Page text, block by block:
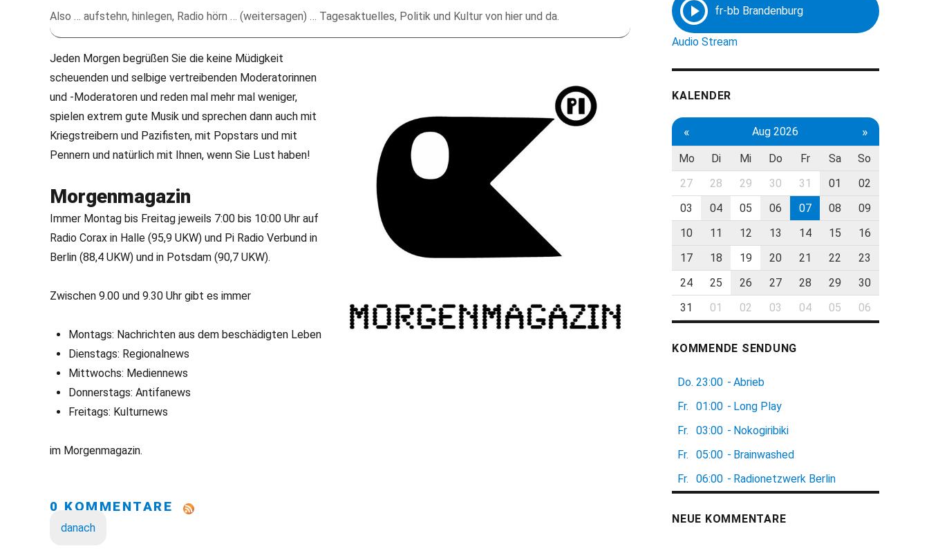
Also … aufstehn, hinlegen, Radio hörn … (weitersagen) … Tagesaktuelles, Politik und Kultur von hier und da.
Jeden Morgen begrüßen Sie die keine Müdigkeit
scheuenden und selbige vertreibenden Moderatorinnen
und -Moderatoren und reden mal mehr mal weniger,
spielen extrem gute Musik und sprechen dann auch mit
Kriegstreibern und Pazifisten, mit Popstars und mit
Pennern und natürlich mit Ihnen, wenn Sie Lust haben!
Morgenmagazin
Immer Montag bis Freitag jeweils 7:00 bis 10:00 Uhr auf
Radio Corax in Halle (95,9 UKW) und Pi Radio Verbund in
Berlin (88,4 UKW) und in Potsdam (90,7 UKW).
Zwischen 9.00 und 9.30 Uhr gibt es immer
Montags: Nachrichten aus dem beschädigten Leben
Dienstags: Regionalnews
Mittwochs: Mediennews
Donnerstags: Antifanews
Freitags: Kulturnews
im Morgenmagazin.
0 KOMMENTARE
danach
Audio Stream
KALENDER
« Aug 2026 »
Mo Di Mi Do Fr Sa
So
27
28 29 30 31 01
02
03
04 05 06 07 08
09
10
11 12 13 14 15
16
17
18 19 20 21 22
23
24
25 26 27 28 29
30
31
01 02 03 04 05 06
KOMMENDE SENDUNG
Do. 23:00 - Abrieb
Fr.
01:00 - Long Play
Fr.
03:00 - Nokogiribiki
Fr.
05:00 - Brainwashed
Fr.
06:00 - Radionetzwerk Berlin
NEUE KOMMENTARE